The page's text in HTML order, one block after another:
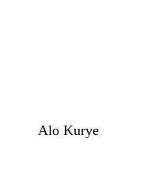
Alo Kurye